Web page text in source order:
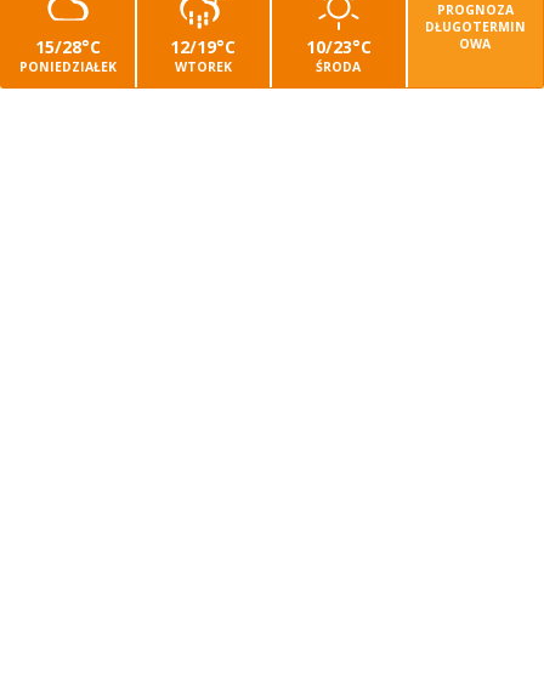
15/28°C
PONIEDZIAŁEK
12/19°C
WTOREK
10/23°C
ŚRODA
PROGNOZA
DŁUGOTERMIN
OWA